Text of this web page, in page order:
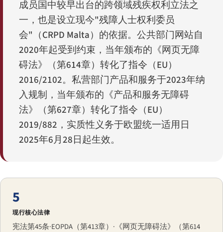
成员国中较早出台的跨领域残疾权利立法之
一，也是设立现今"残障人士权利委员
会"（CRPD Malta）的依据。公共部门网站自
2020年起受到约束，当年颁布的《网页无障
碍法》（第614章）转化了指令（EU）
2016/2102。私营部门产品和服务于2023年纳
入规制，当年颁布的《产品和服务无障碍
法》（第627章）转化了指令（EU）
2019/882，实质性义务于欧盟统一适用日
2025年6月28日起生效。
5
现行核心法律
宪法第45条·EOPDA（第413章）·《网页无障碍法》（第614